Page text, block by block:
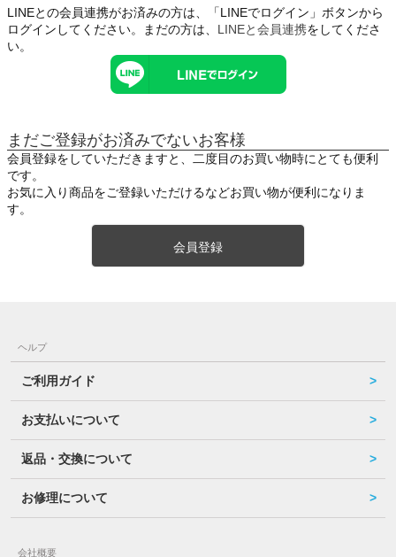
LINEとの会員連携がお済みの方は、「LINEでログイン」ボタンから
ログインしてください。まだの方は、 LINEと会員連携をしてくださ
い。
まだご登録がお済みでないお客様
会員登録をしていただきますと、二度目のお買い物時にとても便利
です。
お気に入り商品をご登録いただけるなどお買い物が便利になりま
す。
会員登録
ヘルプ
ご利用ガイド
お支払いについて
返品・交換について
お修理について
会社概要